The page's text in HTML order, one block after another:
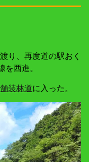
り、再度道の駅おく
西進。
装林道に入った。